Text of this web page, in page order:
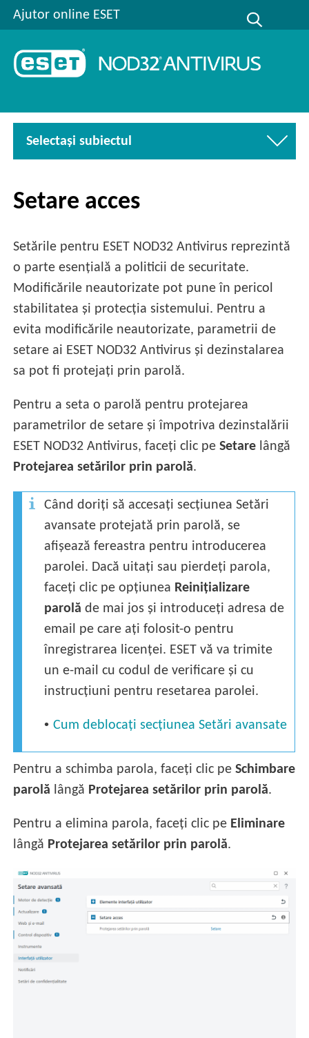
Ajutor online ESET
Selectaşi subiectul
Setare acces
Setările pentru ESET NOD32 Antivirus reprezintă
o parte esențială a politicii de securitate.
Modificările neautorizate pot pune în pericol
stabilitatea și protecția sistemului. Pentru a
evita modificările neautorizate, parametrii de
setare ai ESET NOD32 Antivirus și dezinstalarea
sa pot fi protejați prin parolă.
Pentru a seta o parolă pentru protejarea
parametrilor de setare și împotriva dezinstalării
ESET NOD32 Antivirus, faceți clic peSetare lângă
Protejarea setărilor prin parolă.
Când doriți să accesați secțiunea Setări
avansate protejată prin parolă, se
afișează fereastra pentru introducerea
parolei. Dacă uitați sau pierdeți parola,
faceți clic pe opțiunea Reinițializare
parolă de mai jos și introduceți adresa de
email pe care ați folosit-o pentru
înregistrarea licenței. ESET vă va trimite
un e-mail cu codul de verificare și cu
instrucțiuni pentru resetarea parolei.
• Cum deblocați secțiunea Setări avansate
Pentru a schimba parola, faceți clic peSchimbare
parolă lângă Protejarea setărilor prin parolă.
Pentru a elimina parola, faceți clic pe Eliminare
lângă Protejarea setărilor prin parolă.